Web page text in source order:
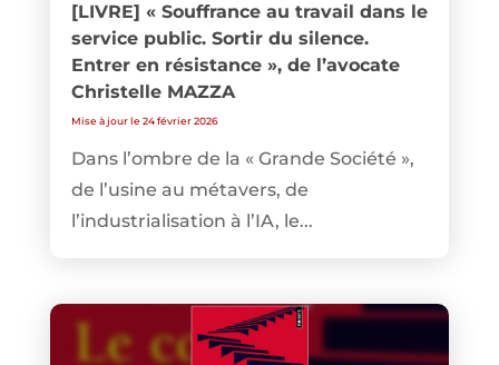
[LIVRE] « Souffrance au travail dans le
service public. Sortir du silence.
Entrer en résistance », de l’avocate
Christelle MAZZA
Mise à jour le 24 février 2026
Dans l’ombre de la « Grande Société »,
de l’usine au métavers, de
l’industrialisation à l’IA, le...